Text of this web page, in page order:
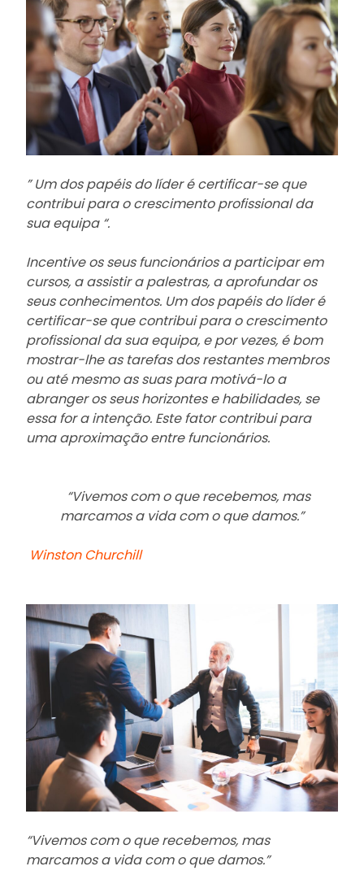
” Um dos papéis do líder é certificar-se que
contribui para o crescimento profissional da
sua equipa “.
Incentive os seus funcionários a participar em
cursos, a assistir a palestras, a aprofundar os
seus conhecimentos. Um dos papéis do líder é
certificar-se que contribui para o crescimento
profissional da sua equipa, e por vezes, é bom
mostrar-lhe as tarefas dos restantes membros
ou até mesmo as suas para motivá-lo a
abranger os seus horizontes e habilidades, se
essa for a intenção. Este fator contribui para
uma aproximação entre funcionários.
“Vivemos com o que recebemos, mas
marcamos a vida com o que damos.”
Winston Churchill
“Vivemos com o que recebemos, mas
marcamos a vida com o que damos.”